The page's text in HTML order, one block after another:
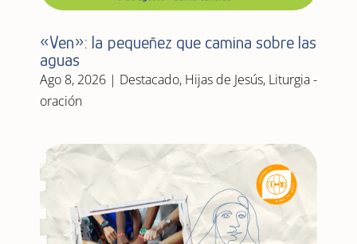
«Ven»: la pequeñez que camina sobre las
aguas
Ago 8, 2026| Destacado, Hijas de Jesús, Liturgia -
oración